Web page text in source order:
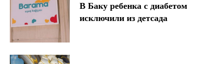
В Баку ребенка с диабетом
исключили из детсада